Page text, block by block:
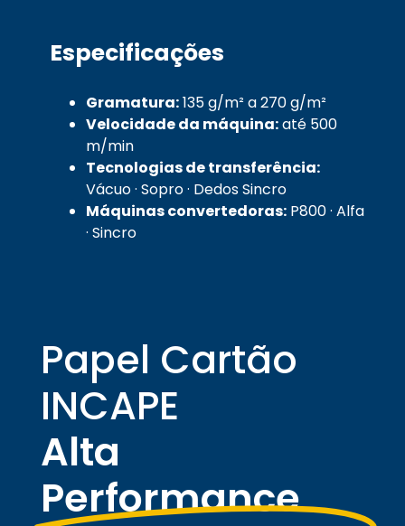
Especificações
Gramatura:135 g/m² a 270 g/m²
Velocidade da máquina:até 500
m/min
Tecnologias de transferência:
Vácuo · Sopro · Dedos Sincro
Máquinas convertedoras: P800 · Alfa
· Sincro
Papel Cartão
INCAPE
Alta
Performance